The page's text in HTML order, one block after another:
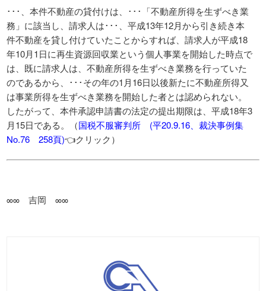
･･･、本件不動産の貸付けは、･･･「不動産所得を生ずべき業
務」に該当し、請求人は･･･、平成13年12月から引き続き本
件不動産を貸し付けていたことからすれば、請求人が平成18
年10月1日に再生資源回収業という個人事業を開始した時点で
は、既に請求人は、不動産所得を生ずべき業務を行っていた
のであるから、･･･その年の1月16日以後新たに不動産所得又
は事業所得を生ずべき業務を開始した者とは認められない。
したがって、本件承認申請書の法定の提出期限は、平成18年3
月15日である。（国税不服審判所 (平20.9.16、裁決事例集
No.76 258頁)👈クリック）
∞∞ 吉岡 ∞∞